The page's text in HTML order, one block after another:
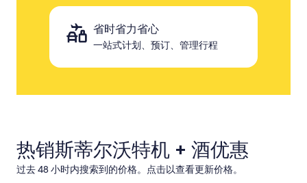
省时省力省心
一站式计划、预订、管理行程
热销斯蒂尔沃特机 + 酒优惠
过去 48 小时内搜索到的价格。点击以查看更新价格。